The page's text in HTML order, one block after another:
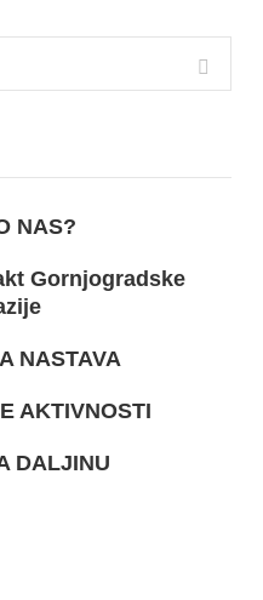
NAS?
Gornjogradske
NASTAVA
AKTIVNOSTI
DALJINU